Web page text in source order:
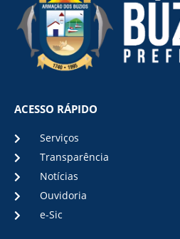
ACESSO RÁPIDO
Serviços
Transparência
Notícias
Ouvidoria
e-Sic